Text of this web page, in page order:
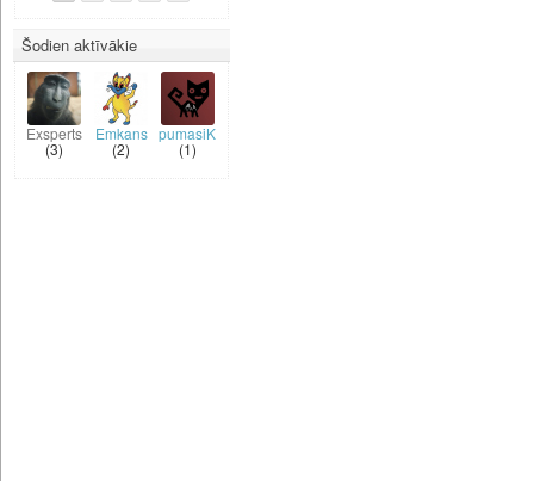
Šodien aktīvākie
Exsperts
(3)
Emkans
(2)
pumasiK
(1)